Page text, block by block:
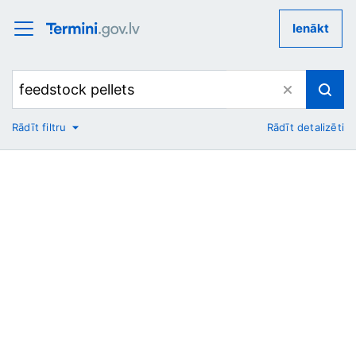
Ienākt
No
Rādīt filtru Rādīt detalizēti